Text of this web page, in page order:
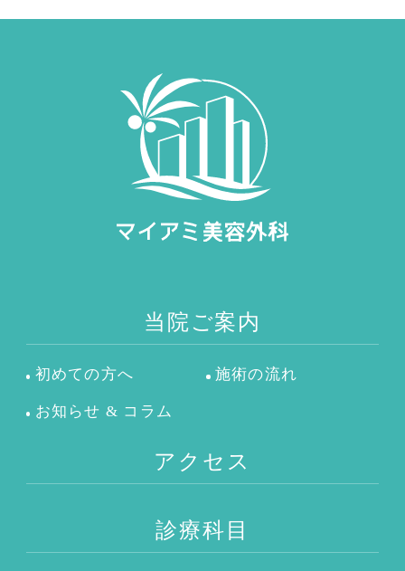
当院ご案内
初めての方へ 施術の流れ
お知らせ & コラム
アクセス
診療科目